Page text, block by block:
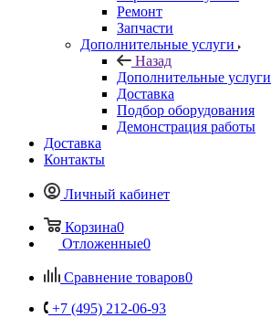
Ремонт
Запчасти
Дополнительные услуги
Назад
Дополнительные услуги
Доставка
Подбор оборудования
Демонстрация работы
Доставка
Контакты
Личный кабинет
Корзина0
Отложенные0
Сравнение товаров0
+7 (495) 212-06-93